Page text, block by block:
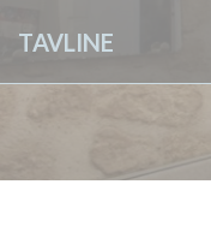
TAVLINE